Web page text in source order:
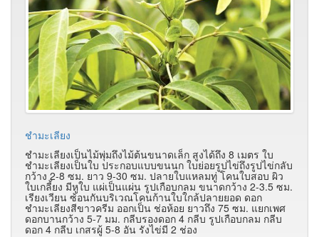
ชำมะเลียง
ชำมะเลียงเป็นไม้พุ่มถึงไม้ต้นขนาดเล็ก สูงได้ถึง 8 เมตร ใบ
ชำมะเลียงเป็นใบ ประกอบแบบขนนก ใบย่อยรูปไข่ถึงรูปไข่กลับ
กว้าง 2-8 ซม. ยาว 9-30 ซม. ปลายใบแหลมทู่ โคนใบสอบ ผิว
ใบเกลี้ยง มีหูใบ แผ่เป็นแผ่น รูปเกือบกลม ขนาดกว้าง 2-3.5 ซม.
เรียงเวียน ซ้อนกันบริเวณโคนก้านใบใกล้ปลายยอด ดอก
ชำมะเลียงสีขาวครีม ออกเป็น ช่อห้อย ยาวถึง 75 ซม. แยกเพศ
ดอกบานกว้าง 5-7 มม. กลีบรองดอก 4 กลีบ รูปเกือบกลม กลีบ
ดอก 4 กลีบ เกสรผู้ 5-8 อัน รังไข่มี 2 ช่อง